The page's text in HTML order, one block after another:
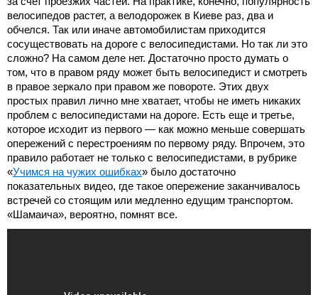
велосипедов растет, а велодорожек в Киеве раз, два и
обчелся. Так или иначе автомобилистам приходится
сосуществовать на дороге с велосипедистами. Но так ли это
сложно? На самом деле нет. Достаточно просто думать о
том, что в правом ряду может быть велосипедист и смотреть
в правое зеркало при правом же повороте. Этих двух
простых правил лично мне хватает, чтобы не иметь никаких
проблем с велосипедистами на дороге. Есть еще и третье,
которое исходит из первого — как можно меньше совершать
опережений с перестроениям по первому ряду. Впрочем, это
правило работает не только с велосипедистами, в рубрике
«Учимся на чужих ошибках» было достаточно
показательных видео, где такое опережение заканчивалось
встречей со стоящим или медленно едущим транспортом.
«Шамаича», вероятно, помнят все.